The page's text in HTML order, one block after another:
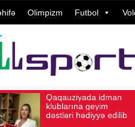
Olimpizm Futbol
“Turan
başqanı:
klubuyuq,
Baxış
Avqust 05, 2026